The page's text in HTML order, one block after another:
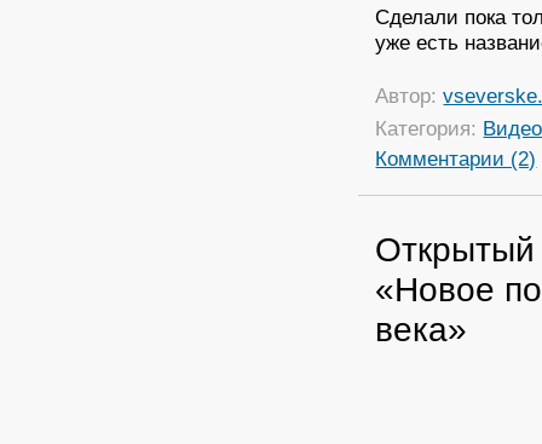
Сделали пока
уже есть
Автор:
Категория: Видео
Комментарии (2)
«Новое
века»